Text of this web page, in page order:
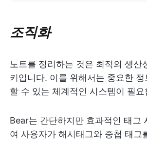
조직화
노트를 정리하는 것은 최적의 생산
키입니다. 이를 위해서는 중요한
할 수 있는 체계적인 시스템이 필요
Bear는 간단하지만 효과적인 태그
여 사용자가 해시태그와 중첩 태그